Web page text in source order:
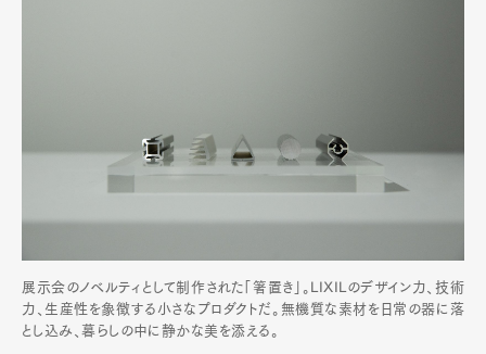
展示会のノベルティとして制作された「箸置き」。LIXILのデザイン力、技術
力、生産性を象徴する小さなプロダクトだ。無機質な素材を日常の器に落
とし込み、暮らしの中に静かな美を添える。